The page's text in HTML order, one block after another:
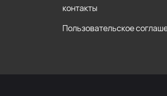
контакты
Пользовательское